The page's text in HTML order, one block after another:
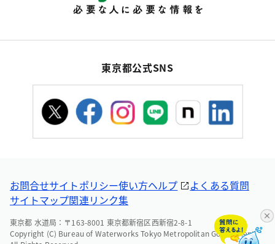
東京都公式SNS
お問合せサイトポリシー使い方ヘルプ
よくある質問
サイトマップ関連リンク集
東京都 水道局：〒163-8001 東京都新宿区西新宿2-8-1
Copyright (C) Bureau of Waterworks Tokyo Metropolitan Government.